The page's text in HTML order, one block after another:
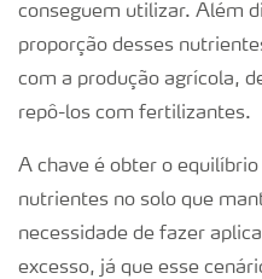
conseguem utilizar. Além
proporção desses
com a produção agrícola,
repô-los com fertilizantes.
A chave é obter o
nutrientes no solo que
necessidade de fazer
excesso, já que esse